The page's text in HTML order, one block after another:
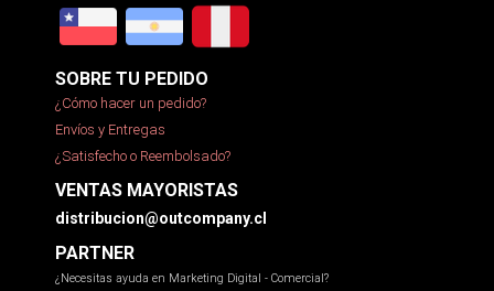
SOBRE TU PEDIDO
¿Cómo hacer un pedido?
Envíos y Entregas
¿Satisfecho o Reembolsado?
VENTAS MAYORISTAS
distribucion@outcompany.cl
PARTNER
¿Necesitas ayuda en Marketing Digital - Comercial?